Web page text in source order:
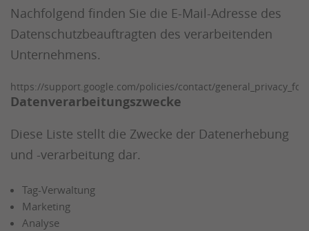
Nachfolgend finden Sie die E-Mail-Adresse des
Datenschutzbeauftragten des verarbeitenden
Unternehmens.
https://support.google.com/policies/contact/
Datenverarbeitungszwecke
Diese Liste stellt die Zwecke der Datenerhebung
und -verarbeitung dar.
Tag-Verwaltung
Marketing
Analyse